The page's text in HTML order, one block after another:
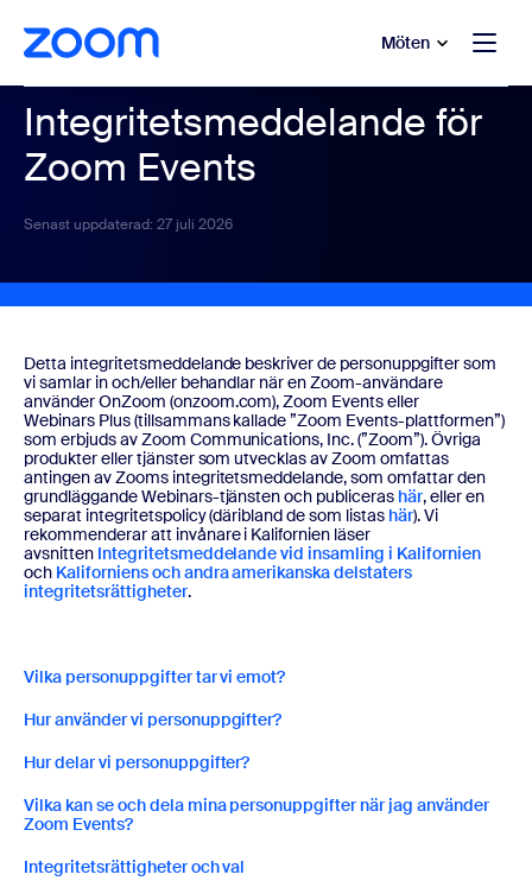
huvudinnehåll
till hjälpchatt Möten
Integritetsmeddelande för
Zoom Events
Senast uppdaterad: 27 juli 2026
Detta integritetsmeddelande beskriver de personuppgifter som
vi samlar in och/eller behandlar när en Zoom-användare
använder OnZoom (onzoom.com), Zoom Events eller
Webinars Plus (tillsammans kallade ”Zoom Events-plattformen”)
som erbjuds av Zoom Communications, Inc. (”Zoom”). Övriga
produkter eller tjänster som utvecklas av Zoom omfattas
antingen av Zooms integritetsmeddelande, som omfattar den
grundläggande Webinars-tjänsten och publiceras här, eller en
separat integritetspolicy (däribland de som listas här). Vi
rekommenderar att invånare i Kalifornien läser
avsnitten Integritetsmeddelande vid insamling i Kalifornien
och Kaliforniens och andra amerikanska delstaters
integritetsrättigheter.
Vilka personuppgifter tar vi emot?
Hur använder vi personuppgifter?
Hur delar vi personuppgifter?
Vilka kan se och dela mina personuppgifter när jag använder
Zoom Events?
Integritetsrättigheter och val